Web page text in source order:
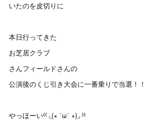
いたのを皮切りに
本日行ってきた
お芝居クラブ
さんフィールドさんの
公演後のくじ引き大会に一番乗りで当選！！
やっほーい⁽⁽ ◟(∗ ˊωˋ ∗)◞ ⁾⁾